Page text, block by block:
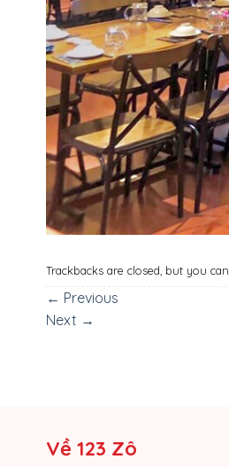
Trackbacks are closed, but you can
← Previous
Next →
Về 123 Zô